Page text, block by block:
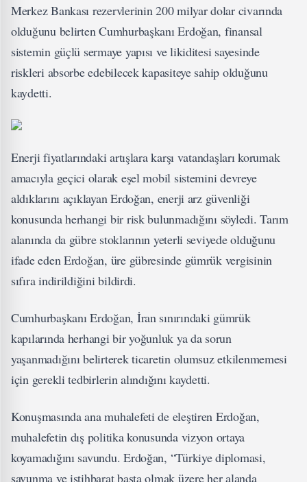
Merkez Bankası rezervlerinin 200 milyar dolar civarında
olduğunu belirten Cumhurbaşkanı Erdoğan, finansal
sistemin güçlü sermaye yapısı ve likiditesi sayesinde
riskleri absorbe edebilecek kapasiteye sahip olduğunu
kaydetti.
Enerji fiyatlarındaki artışlara karşı vatandaşları korumak
amacıyla geçici olarak eşel mobil sistemini devreye
aldıklarını açıklayan Erdoğan, enerji arz güvenliği
konusunda herhangi bir risk bulunmadığını söyledi. Tarım
alanında da gübre stoklarının yeterli seviyede olduğunu
ifade eden Erdoğan, üre gübresinde gümrük vergisinin
sıfıra indirildiğini bildirdi.
Cumhurbaşkanı Erdoğan, İran sınırındaki gümrük
kapılarında herhangi bir yoğunluk ya da sorun
yaşanmadığını belirterek ticaretin olumsuz etkilenmemesi
için gerekli tedbirlerin alındığını kaydetti.
Konuşmasında ana muhalefeti de eleştiren Erdoğan,
muhalefetin dış politika konusunda vizyon ortaya
koyamadığını savundu. Erdoğan, “Türkiye diplomasi,
savunma ve istihbarat başta olmak üzere her alanda